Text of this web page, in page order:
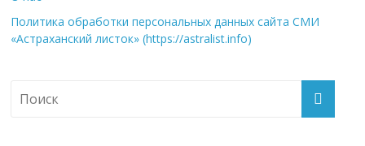
Политика обработки персональных данных сайта СМИ
«Астраханский листок» (https://astralist.info)